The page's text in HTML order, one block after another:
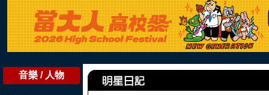
音樂 / 人物